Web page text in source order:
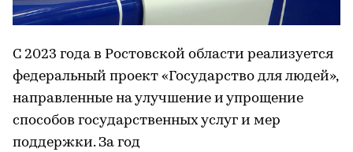
С 2023 года в Ростовской области реализуется
федеральный проект «Государство для людей»,
направленные на улучшение и упрощение
способов государственных услуг и мер
поддержки. За год